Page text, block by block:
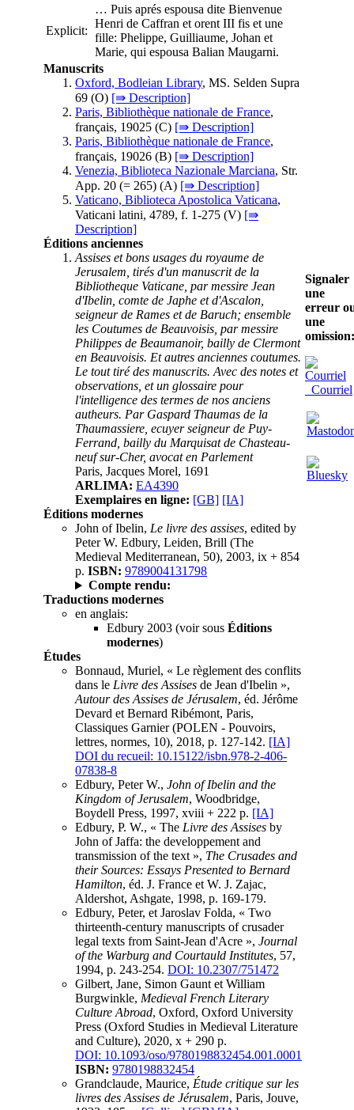
Explicit:
… Puis aprés espousa dite Bienvenue
Henri de Caffran et orent III fis et une
fille: Phelippe, Guilliaume, Johan et
Marie, qui espousa Balian Maugarni.
Manuscrits
Oxford, Bodleian Library, MS. Selden Supra
69 (O) [⇛ Description]
Paris, Bibliothèque nationale de France,
français, 19025 (C) [⇛ Description]
Paris, Bibliothèque nationale de France,
français, 19026 (B) [⇛ Description]
Venezia, Biblioteca Nazionale Marciana, Str.
App. 20 (= 265) (A) [⇛ Description]
Vaticano, Biblioteca Apostolica Vaticana,
Vaticani latini, 4789, f. 1-275 (V) [⇛
Description]
Éditions anciennes
Assises et bons usages du royaume de
Jerusalem, tirés d'un manuscrit de la
Bibliotheque Vaticane, par messire Jean
d'Ibelin, comte de Japhe et d'Ascalon,
seigneur de Rames et de Baruch; ensemble
les Coutumes de Beauvoisis, par messire
Philippes de Beaumanoir, bailly de Clermont
en Beauvoisis. Et autres anciennes coutumes.
Le tout tiré des manuscrits. Avec des notes et
observations, et un glossaire pour
l'intelligence des termes de nos anciens
autheurs. Par Gaspard Thaumas de la
Thaumassiere, ecuyer seigneur de Puy-
Ferrand, bailly du Marquisat de Chasteau-
neuf sur-Cher, avocat en Parlement
Paris, Jacques Morel, 1691
ARLIMA: EA4390
Exemplaires en ligne: [GB] [IA]
Éditions modernes
John of Ibelin, Le livre des assises, edited by
Peter W. Edbury, Leiden, Brill (The
Medieval Mediterranean, 50), 2003, ix + 854
p. ISBN: 9789004131798
Compte rendu:
Traductions modernes
en anglais:
Edbury 2003 (voir sous Éditions
modernes)
Études
Bonnaud, Muriel, « Le règlement des conflits
dans le Livre des Assises de Jean d'Ibelin »,
Autour des Assises de Jérusalem, éd. Jérôme
Devard et Bernard Ribémont, Paris,
Classiques Garnier (POLEN - Pouvoirs,
lettres, normes, 10), 2018, p. 127-142. [IA]
DOI du recueil: 10.15122/isbn.978-2-406-
07838-8
Edbury, Peter W., John of Ibelin and the
Kingdom of Jerusalem, Woodbridge,
Boydell Press, 1997, xviii + 222 p. [IA]
Edbury, P. W., « The Livre des Assises by
John of Jaffa: the developpement and
transmission of the text », The Crusades and
their Sources: Essays Presented to Bernard
Hamilton, éd. J. France et W. J. Zajac,
Aldershot, Ashgate, 1998, p. 169-179.
Edbury, Peter, et Jaroslav Folda, « Two
thirteenth-century manuscripts of crusader
legal texts from Saint-Jean d'Acre », Journal
of the Warburg and Courtauld Institutes, 57,
1994, p. 243-254. DOI: 10.2307/751472
Gilbert, Jane, Simon Gaunt et William
Burgwinkle, Medieval French Literary
Culture Abroad, Oxford, Oxford University
Press (Oxford Studies in Medieval Literature
and Culture), 2020, x + 290 p.
DOI: 10.1093/oso/9780198832454.001.0001
ISBN: 9780198832454
Grandclaude, Maurice, Étude critique sur les
livres des Assises de Jérusalem, Paris, Jouve,
Signaler
une
erreur
une
omission:
Courriel